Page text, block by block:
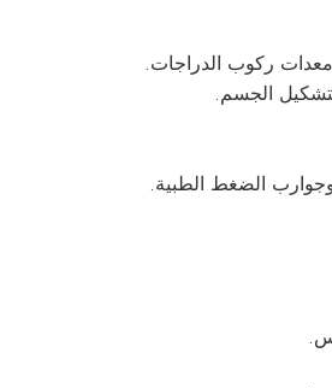
معدات ركوب الدراجات.
الجسم.
الضغط الطبية.